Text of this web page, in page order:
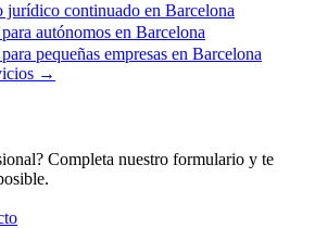
jurídico continuado en Barcelona
autónomos en Barcelona
pequeñas empresas en Barcelona
→
Completa nuestro formulario y te